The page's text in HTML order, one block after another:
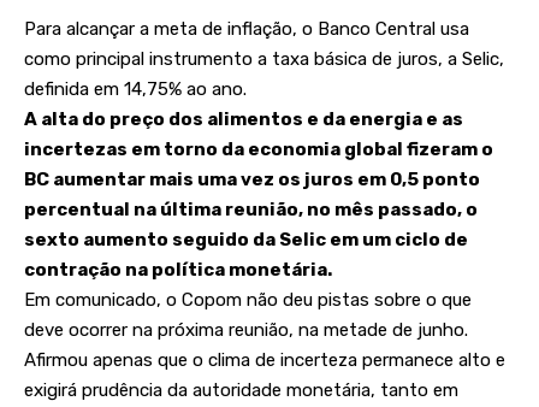
Para alcançar a meta de inflação, o Banco Central usa
como principal instrumento a taxa básica de juros, a Selic,
definida em 14,75% ao ano.
A alta do preço dos alimentos e da energia e as
incertezas em torno da economia global fizeram o
BC aumentar mais uma vez os juros em 0,5 ponto
percentual na última reunião, no mês passado, o
sexto aumento seguido da Selic em um ciclo de
contração na política monetária.
Em comunicado, o Copom não deu pistas sobre o que
deve ocorrer na próxima reunião, na metade de junho.
Afirmou apenas que o clima de incerteza permanece alto e
exigirá prudência da autoridade monetária, tanto em